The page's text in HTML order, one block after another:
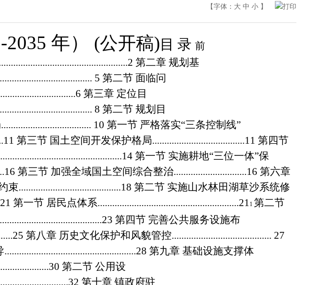
【字体： 大 中 小 】 打印
2035 年） (公开稿)目 录 前
第二章 规划基
5 第二节 面临问
第三章 定位目
8 第二节 规划目
..................................... 10 第一节 严格落实“三条控制线”
第三节 国土空间开发保护格局......................................11 第四节
第一节 实施耕地“三位一体”保
第三节 加强全域国土空间综合整治..............................16 第六章
束..........................................18 第二节 实施山水林田湖草沙系统修
第一节 居民点体系..........................................................211 第二节
第四节 完善公共服务设施布
第八章 历史文化保护和风貌管控......................................... 27
......................................................28 第九章 基础设施支撑体
第二节 公用设
第十章 镇政府驻